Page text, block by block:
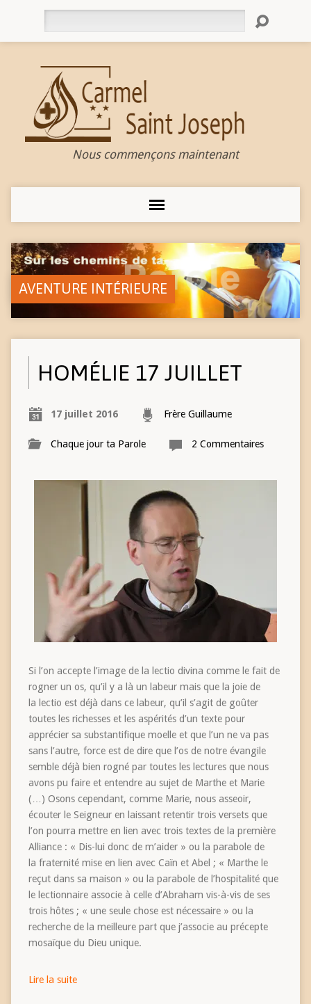
Nous commençons maintenant
AVENTURE INTÉRIEURE
HOMÉLIE 17 JUILLET
17 juillet 2016 Frère Guillaume
Chaque jour ta Parole 2 Commentaires
Si l’on accepte l’image de la lectio divina comme le fait de
rogner un os, qu’il y a là un labeur mais que la joie de
la lectio est déjà dans ce labeur, qu’il s’agit de goûter
toutes les richesses et les aspérités d’un texte pour
apprécier sa substantifique moelle et que l’un ne va pas
sans l’autre, force est de dire que l’os de notre évangile
semble déjà bien rogné par toutes les lectures que nous
avons pu faire et entendre au sujet de Marthe et Marie
(…) Osons cependant, comme Marie, nous asseoir,
écouter le Seigneur en laissant retentir trois versets que
l’on pourra mettre en lien avec trois textes de la première
Alliance : « Dis-lui donc de m’aider » ou la parabole de
la fraternité mise en lien avec Caïn et Abel ; « Marthe le
reçut dans sa maison » ou la parabole de l’hospitalité que
le lectionnaire associe à celle d’Abraham vis-à-vis de ses
trois hôtes ; « une seule chose est nécessaire » ou la
recherche de la meilleure part que j’associe au précepte
mosaïque du Dieu unique.
Lire la suite